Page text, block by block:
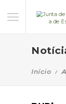
Início